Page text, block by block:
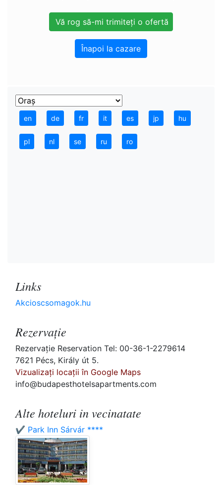
Înapoi la cazare
en de fr it es jp hu
pl nl se ru ro
Links
Akcioscsomagok.hu
Rezervaţie
Rezervaţie Reservation Tel: 00-36-1-2279614
7621 Pécs, Király út 5.
Vizualizați locații în Google Maps
info@budapesthotelsapartments.com
Alte hoteluri in vecinatate
✔️ Park Inn Sárvár ****